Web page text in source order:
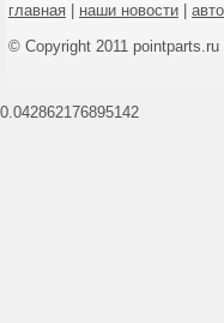
главная наши новости
© Copyright 2011
0.042862176895142